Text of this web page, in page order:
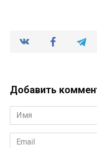
Добавить
Имя
*
Email